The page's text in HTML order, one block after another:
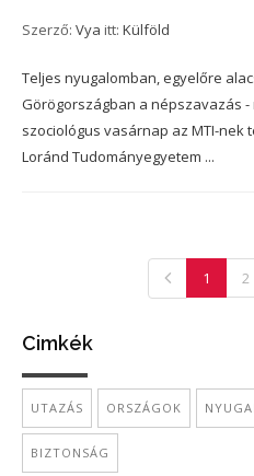
Szerző: Vya itt: Külföld
Teljes nyugalomban, egyelőre
Görögországban a népszavazás -
szociológus vasárnap az MTI-nek
Loránd Tudományegyetem ...
1 2
Cimkék
UTAZÁS ORSZÁGOK
BIZTONSÁG